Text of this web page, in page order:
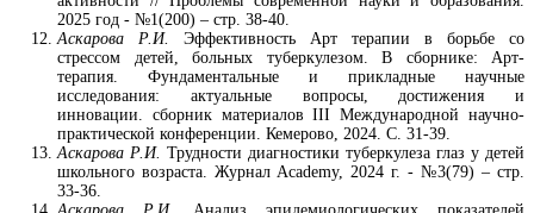
2025 год - №1(200) – стр. 38-40.
Аскарова Р.И.
Эффективность Арт терапии в борьбе со
стрессом детей, больных туберкулезом. В сборнике: Арт-
терапия. Фундаментальные и прикладные научные
исследования: актуальные вопросы, достижения и
инновации. сборник материалов III Международной научно-
практической конференции. Кемерово, 2024. С. 31-39.
Аскарова Р.И. Трудности диагностики туберкулеза глаз у детей
школьного возраста. Журнал Academy, 2024 г. - №3(79) – стр.
33-36.
Аскарова Р.И.
Анализ эпидемиологических показателей